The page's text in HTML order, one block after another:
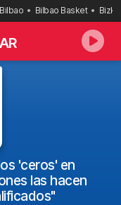
Bilbao Bilbao Basket
'ceros' en
las hacen